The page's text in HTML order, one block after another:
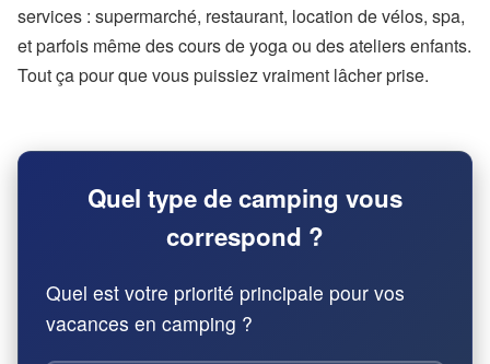
services : supermarché, restaurant, location de vélos, spa,
et parfois même des cours de yoga ou des ateliers enfants.
Tout ça pour que vous puissiez vraiment lâcher prise.
Quel type de camping vous
correspond ?
Quel est votre priorité principale pour vos
vacances en camping ?